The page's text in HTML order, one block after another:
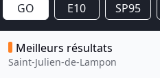
GO E10 SP95
Meilleurs résultats
Saint-Julien-de-Lampon